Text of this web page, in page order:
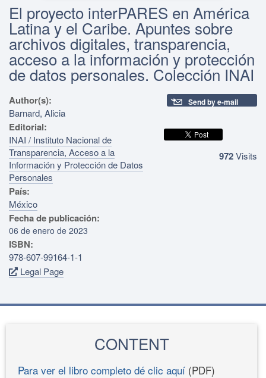
El proyecto interPARES en América
Latina y el Caribe. Apuntes sobre
archivos digitales, transparencia,
acceso a la información y protección
de datos personales. Colección INAI
Author(s):
Barnard, Alicia
Editorial:
INAI / Instituto Nacional de
Transparencia, Acceso a la
Información y Protección de Datos
Personales
País:
México
Fecha de publicación:
06 de enero de 2023
ISBN:
978-607-99164-1-1
Legal Page
Send by e-mail
972Visits
CONTENT
Para ver el libro completo dé clic aquí (PDF)